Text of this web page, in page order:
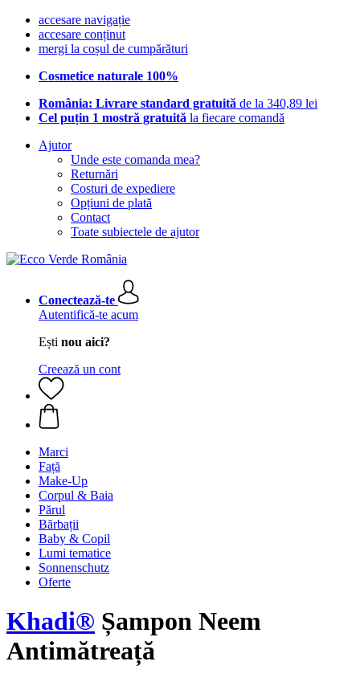
accesare navigație
accesare conținut
mergi la coșul de cumpărături
Cosmetice naturale 100%
România: Livrare standard gratuită de la 340,89 lei
Cel puțin 1 mostră gratuită la fiecare comandă
Ajutor
Unde este comanda mea?
Returnări
Costuri de expediere
Opțiuni de plată
Contact
Toate subiectele de ajutor
Conectează-te
Autentifică-te acum
Ești nou aici?
Creează un cont
Marci
Față
Make-Up
Corpul & Baia
Părul
Bărbații
Baby & Copil
Lumi tematice
Sonnenschutz
Oferte
Khadi® Șampon Neem
Antimătreață